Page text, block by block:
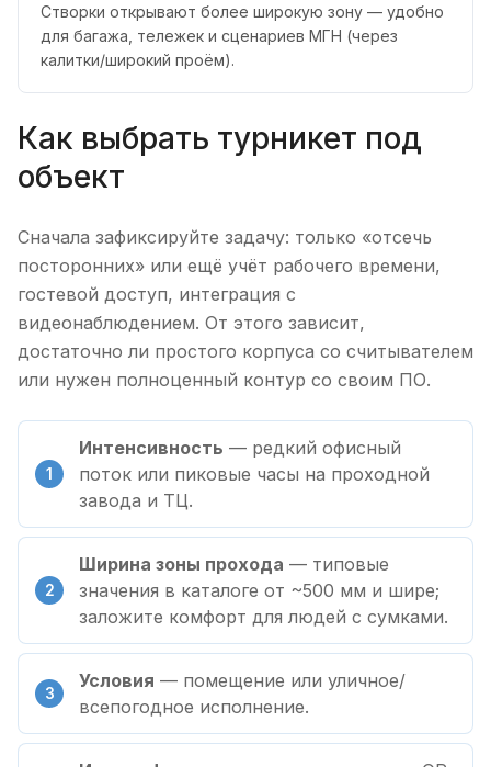
Створки открывают более широкую зону — удобно
для багажа, тележек и сценариев МГН (через
калитки/широкий проём).
Как выбрать турникет под
объект
Сначала зафиксируйте задачу: только «отсечь
посторонних» или ещё учёт рабочего времени,
гостевой доступ, интеграция с
видеонаблюдением. От этого зависит,
достаточно ли простого корпуса со считывателем
или нужен полноценный контур со своим ПО.
Интенсивность — редкий офисный
поток или пиковые часы на проходной
завода и ТЦ.
Ширина зоны прохода — типовые
значения в каталоге от ~500 мм и шире;
заложите комфорт для людей с сумками.
Условия — помещение или уличное/
всепогодное исполнение.